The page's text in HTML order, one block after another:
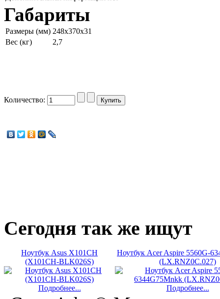
Габариты
Размеры (мм) 248x370x31
Вес (кг)
2,7
Количество:
Сегодня так же ищут
Ноутбук Asus X101CH
(X101CH-BLK026S)
Подробнее...
Ноутбук Acer Aspire 5560G-
(LX.RNZ0C.027)
Подробнее...